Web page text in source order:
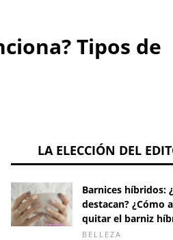
Tipos de
LA ELECCIÓN DEL
Barnices híbridos:
destacan? ¿Cómo
quitar el barniz
BELLEZA